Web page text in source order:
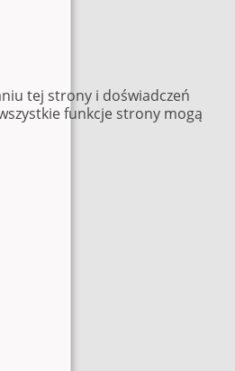
tej strony i doświadczeń
funkcje strony mogą